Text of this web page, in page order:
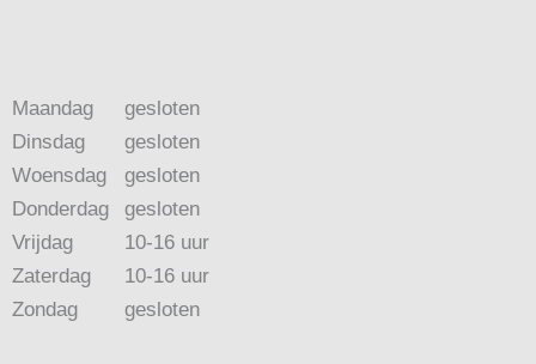
Maandag
Dinsdag
Woensdag
Donderdag
Vrijdag
Zaterdag
Zondag
gesloten
gesloten
gesloten
gesloten
10-16 uur
10-16 uur
gesloten